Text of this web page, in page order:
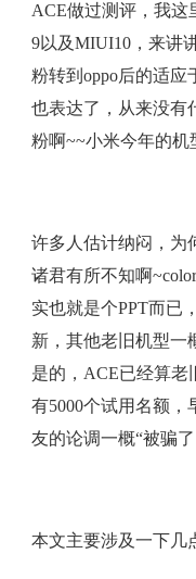
ACE做过测评，我这
9以及MIUI10，来讲
粉转到oppo后的适
也表达了，从来没有
粉啊~~小米今年的
许多人估计纳闷，为
诸君有所不知啊
实也就是个PPT而已
新，其他老旧机型一
是的，ACE已经算老
有5000个试用名额，
友的论调一概“被骗
本文主要涉及一下几